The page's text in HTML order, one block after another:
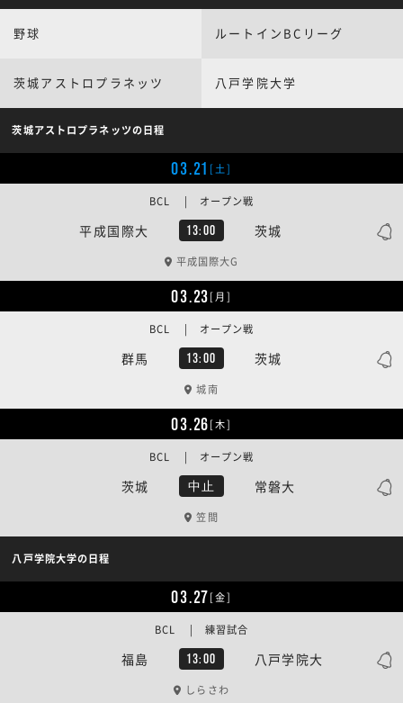
野球 ルートインBCリーグ
茨城アストロプラネッツ 八戸学院大学
茨城アストロプラネッツの日程
03.21 [土]
平成国際大 13:00 茨城
BCL | オープン戦
平成国際大G
03.23[月]
群馬 13:00 茨城
BCL | オープン戦
城南
03.26[木]
茨城 中止 常磐大
BCL | オープン戦
笠間
八戸学院大学の日程
03.27[金]
福島 13:00 八戸学院大
BCL | 練習試合
しらさわ